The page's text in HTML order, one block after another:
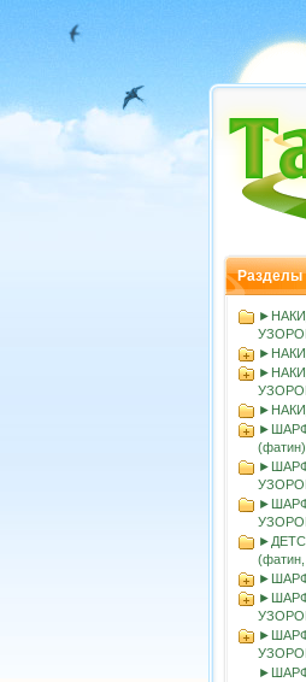
Разделы
(фатин)
(фатин,